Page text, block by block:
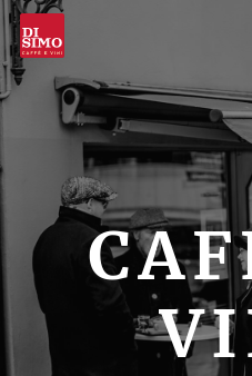
Skip
to
main
content